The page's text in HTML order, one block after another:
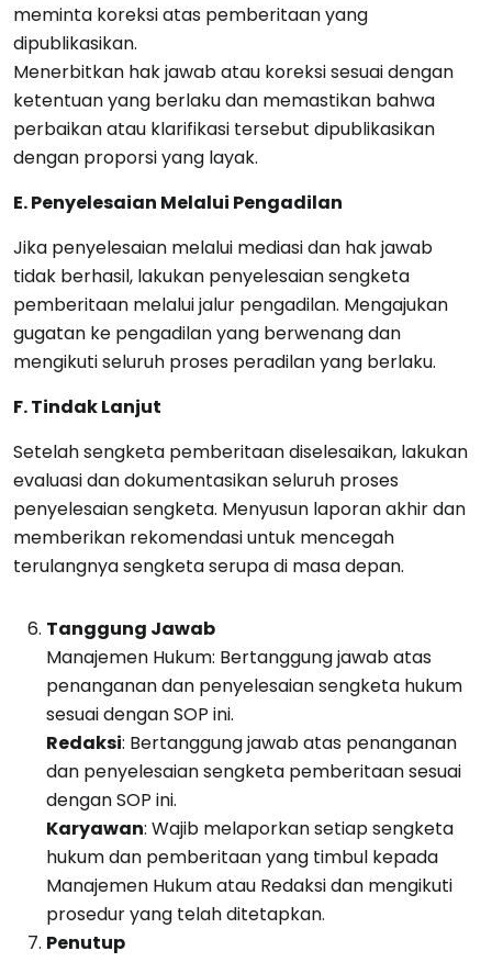
meminta koreksi atas pemberitaan yang
dipublikasikan.
Menerbitkan hak jawab atau koreksi sesuai dengan
ketentuan yang berlaku dan memastikan bahwa
perbaikan atau klarifikasi tersebut dipublikasikan
dengan proporsi yang layak.
E. Penyelesaian Melalui Pengadilan
Jika penyelesaian melalui mediasi dan hak jawab
tidak berhasil, lakukan penyelesaian sengketa
pemberitaan melalui jalur pengadilan. Mengajukan
gugatan ke pengadilan yang berwenang dan
mengikuti seluruh proses peradilan yang berlaku.
F. Tindak Lanjut
Setelah sengketa pemberitaan diselesaikan, lakukan
evaluasi dan dokumentasikan seluruh proses
penyelesaian sengketa. Menyusun laporan akhir dan
memberikan rekomendasi untuk mencegah
terulangnya sengketa serupa di masa depan.
Tanggung Jawab
Manajemen Hukum: Bertanggung jawab atas
penanganan dan penyelesaian sengketa hukum
sesuai dengan SOP ini.
Redaksi: Bertanggung jawab atas penanganan
dan penyelesaian sengketa pemberitaan sesuai
dengan SOP ini.
Karyawan: Wajib melaporkan setiap sengketa
hukum dan pemberitaan yang timbul kepada
Manajemen Hukum atau Redaksi dan mengikuti
prosedur yang telah ditetapkan.
Penutup